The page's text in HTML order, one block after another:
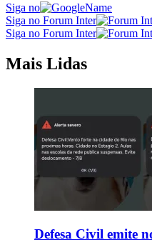
Siga no
Siga no Forum Inter
Siga no Forum Inter
Mais Lidas
Defesa Civil emite